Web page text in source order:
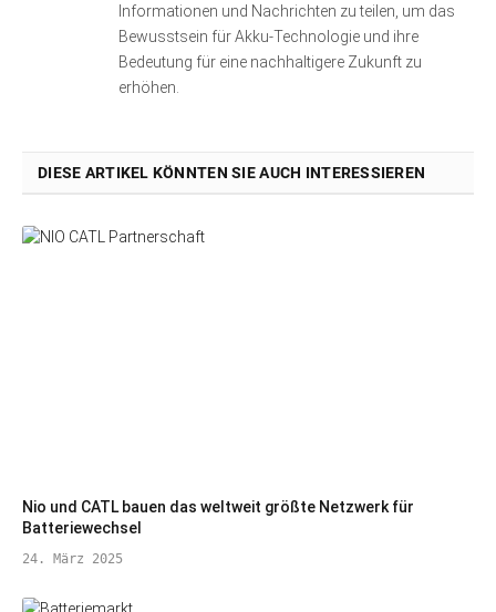
Informationen und Nachrichten zu teilen, um das
Bewusstsein für Akku-Technologie und ihre
Bedeutung für eine nachhaltigere Zukunft zu
erhöhen.
DIESE ARTIKEL KÖNNTEN SIE AUCH INTERESSIEREN
Nio und CATL bauen das weltweit größte Netzwerk für
Batteriewechsel
24. März 2025